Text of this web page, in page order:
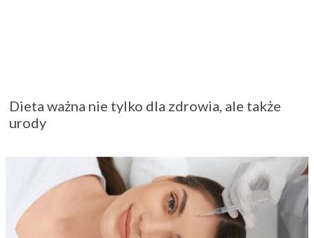
Dieta ważna nie tylko dla zdrowia, ale także
urody